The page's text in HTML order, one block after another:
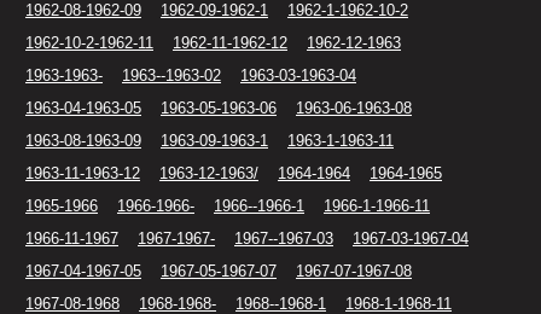
1962-08-1962-09
1962-09-1962-1
1962-1-1962-10-2
1962-10-2-1962-11
1962-11-1962-12
1962-12-1963
1963-1963-
1963--1963-02
1963-03-1963-04
1963-04-1963-05
1963-05-1963-06
1963-06-1963-08
1963-08-1963-09
1963-09-1963-1
1963-1-1963-11
1963-11-1963-12
1963-12-1963/ 1964-1964
1964-1965
1965-1966
1966-1966- 1966--1966-1
1966-1-1966-11
1966-11-1967
1967-1967- 1967--1967-03
1967-03-1967-04
1967-04-1967-05
1967-05-1967-07
1967-07-1967-08
1967-08-1968
1968-1968- 1968--1968-1
1968-1-1968-11